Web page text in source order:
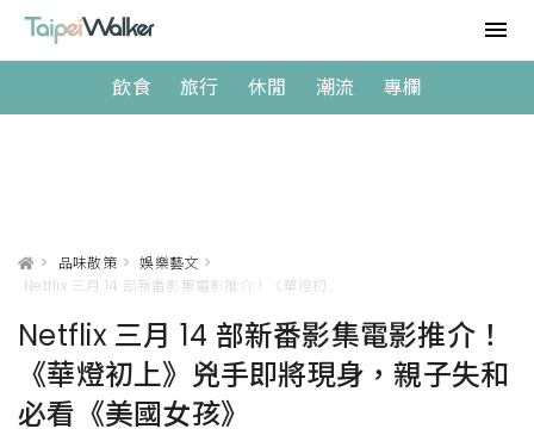
飲食 旅行 休閒 潮流 專欄
> 品味散策 > 娛樂藝文 >
Netflix 三月 14 部新番影集電影推介！
《華燈初上》兇手即將現身，親子失和
必看《美國女孩》